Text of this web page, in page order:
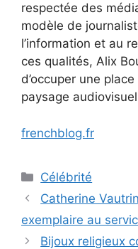
respectée des
modèle de
l’information et au
ces qualités, Alix
d’occuper une
paysage
frenchblog.fr
Categories
Célébrité
Catherine
exemplaire au
Bijoux religieux